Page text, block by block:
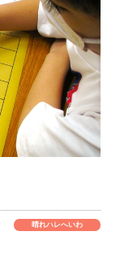
晴れハレへいわ